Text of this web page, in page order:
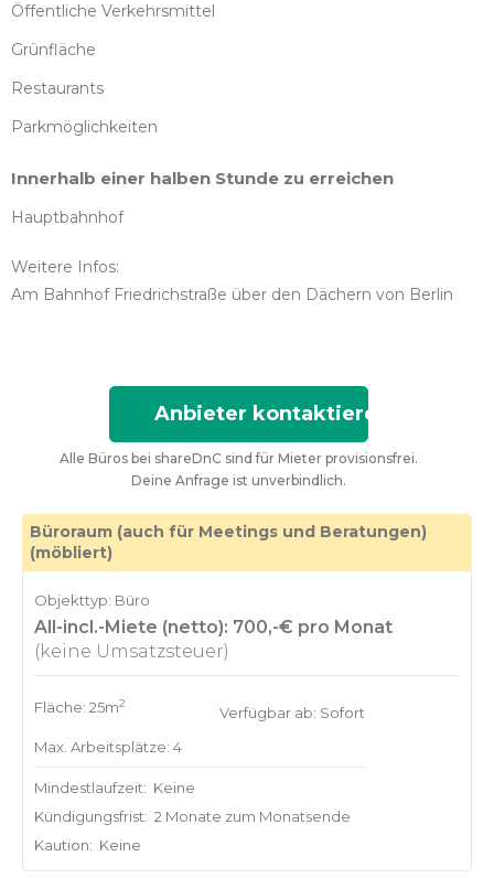
Öffentliche Verkehrsmittel
Grünfläche
Restaurants
Parkmöglichkeiten
Innerhalb einer halben Stunde zu erreichen
Hauptbahnhof
Weitere Infos:
Am Bahnhof Friedrichstraße über den Dächern von Berlin
Anbieter kontaktieren
Alle Büros bei shareDnC sind für Mieter provisionsfrei.
Deine Anfrage ist unverbindlich.
Büroraum (auch für Meetings und Beratungen)
(möbliert)
Objekttyp: Büro
All-incl.-Miete (netto): 700,-€ pro Monat
(keine Umsatzsteuer)
Fläche: 25m2
Max. Arbeitsplätze: 4
Verfügbar ab: Sofort
Mindestlaufzeit: Keine
Kündigungsfrist: 2 Monate zum Monatsende
Kaution: Keine